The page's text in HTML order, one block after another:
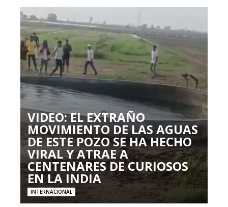
VIDEO: EL EXTRAÑO
MOVIMIENTO DE LAS AGUAS
DE ESTE POZO SE HA HECHO
VIRAL Y ATRAE A
CENTENARES DE CURIOSOS
EN LA INDIA
INTERNACIONAL